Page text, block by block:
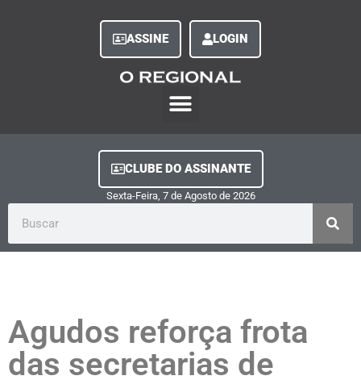
ASSINE LOGIN
CLUBE DO ASSINANTE
Sexta-Feira, 7de Agostode 2026
Agudos reforça frota
das secretarias de